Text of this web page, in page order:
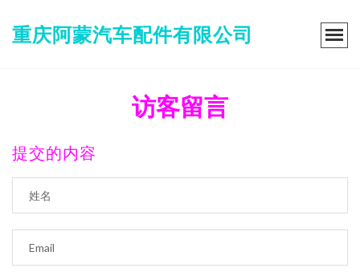
重庆阿蒙汽车配件有限公司
访客留言
提交的内容